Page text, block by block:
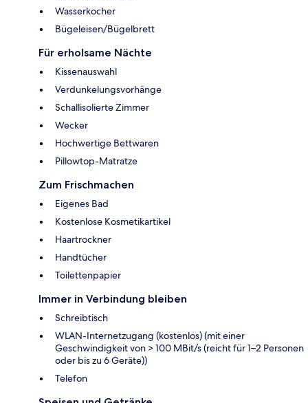
Wasserkocher
Bügeleisen/Bügelbrett
Für erholsame Nächte
Kissenauswahl
Verdunkelungsvorhänge
Schallisolierte Zimmer
Wecker
Hochwertige Bettwaren
Pillowtop-Matratze
Zum Frischmachen
Eigenes Bad
Kostenlose Kosmetikartikel
Haartrockner
Handtücher
Toilettenpapier
Immer in Verbindung bleiben
Schreibtisch
WLAN-Internetzugang (kostenlos) (mit einer
Geschwindigkeit von > 100 MBit/s (reicht für 1–2 Personen
oder bis zu 6 Geräte))
Telefon